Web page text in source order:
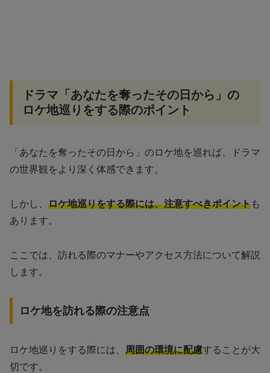
ドラマ「あなたを奪ったその日から」の
ロケ地巡りをする際のポイント
「あなたを奪ったその日から」のロケ地を巡れば、ドラマ
の世界観をより深く体感できます。
しかし、 ロケ地巡りをする際には、注意すべきポイントも
あります。
ここでは、訪れる際のマナーやアクセス方法について解説
します。
ロケ地を訪れる際の注意点
ロケ地巡りをする際には、 周囲の環境に配慮することが大
切です。